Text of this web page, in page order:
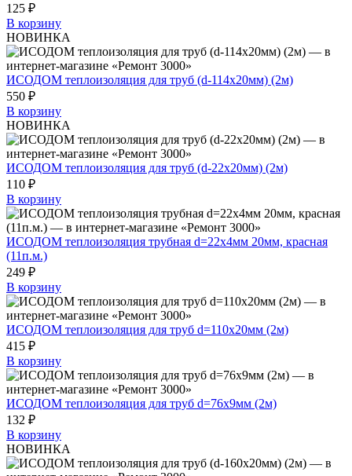
125 ₽
В корзину
НОВИНКА
ИСОДОМ теплоизоляция для труб (d-114х20мм) (2м)
550 ₽
В корзину
НОВИНКА
ИСОДОМ теплоизоляция для труб (d-22х20мм) (2м)
110 ₽
В корзину
ИСОДОМ теплоизоляция трубная d=22х4мм 20мм, красная
(11п.м.)
249 ₽
В корзину
ИСОДОМ теплоизоляция для труб d=110х20мм (2м)
415 ₽
В корзину
ИСОДОМ теплоизоляция для труб d=76х9мм (2м)
132 ₽
В корзину
НОВИНКА